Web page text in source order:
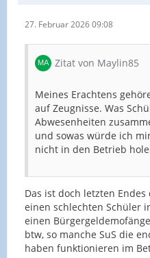
27. Februar 2026 09:08
Zitat von Maylin85
Meines Erachtens
auf Zeugnisse. Was
Abwesenheiten
und sowas würde ich
nicht in den Betrieb
Das ist doch letzten
einen schlechten Schüler
einen
btw, so manche SuS die
haben funktionieren im